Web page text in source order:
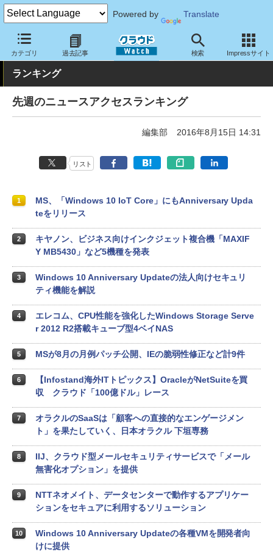
Powered by Translate
カテゴリ 過去記事 検索 Impressサイト
クラウド Watch トピック ランキング
ランキング
先週のニュースアクセスランキング
編集部 2016年8月15日 14:31
リスト
1
MS、「Windows 10 IoT Core」にもAnniversary Upda
teをリリース
2
キヤノン、ビジネス向けインクジェット複合機「MAXIF
Y MB5430」など5機種を発表
3
Windows 10 Anniversary Updateの法人向けセキュリ
ティ機能を解説
4
エレコム、CPU性能を強化したWindows Storage Serve
r 2012 R2搭載キューブ型4ベイNAS
5 MSが8月の月例パッチ公開、IEの脆弱性修正など計9件
6
【Infostand海外ITトピックス】OracleがNetSuiteを買
収 クラウド「100億ドル」レース
7
オラクルのSaaSは「顧客への直接的なエンゲージメン
ト」を果たしていく、日本オラクル 下垣専務
8
IIJ、クラウド型メールセキュリティサービスで「メール
無害化オプション」を提供
9
NTTネオメイト、データセンターで動作するアプリケー
ションをセキュアに利用するソリューション
10
Windows 10 Anniversary Updateの各種VMを開発者向
けに提供